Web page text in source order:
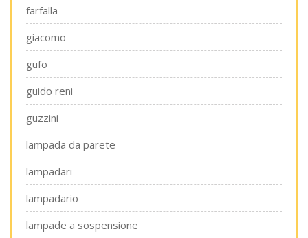
farfalla
giacomo
gufo
guido reni
guzzini
lampada da parete
lampadari
lampadario
lampade a sospensione